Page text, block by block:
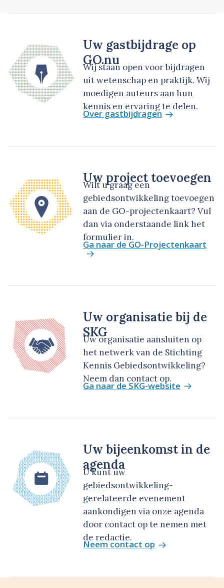
Uw gastbijdrage op
GO.nu
Wij staan open voor bijdragen
uit wetenschap en praktijk. Wij
moedigen auteurs aan hun
kennis en ervaring te delen.
Over gastbijdragen
Uw project toevoegen
Wilt u graag een
gebiedsontwikkeling toevoegen
aan de GO-projectenkaart? Vul
dan via onderstaande link het
formulier in.
Ga naar de GO-Projectenkaart
Uw organisatie bij de
SKG
Uw organisatie aansluiten op
het netwerk van de Stichting
Kennis Gebiedsontwikkeling?
Neem dan contact op.
Ga naar de SKG-website
Uw bijeenkomst in de
agenda
U kunt uw
gebiedsontwikkeling-
gerelateerde evenement
aankondigen via onze agenda
door contact op te nemen met
de redactie.
Neem contact op